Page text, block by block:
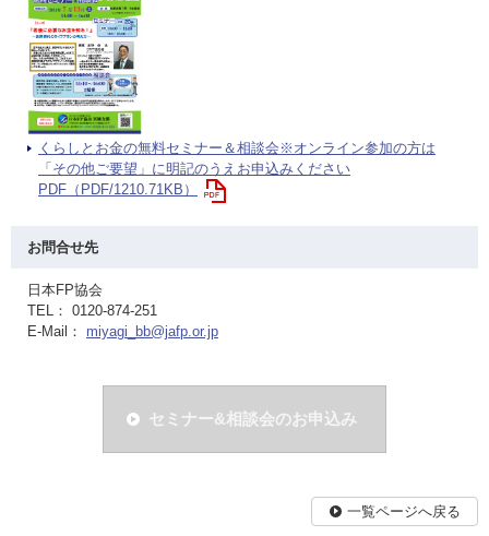
くらしとお金の無料セミナー＆相談会※オンライン参加の方は
「その他ご要望」に明記のうえお申込みください
PDF（PDF/1210.71KB）
お問合せ先
日本FP協会
TEL： 0120-874-251
E-Mail： miyagi_bb@jafp.or.jp
セミナー&相談会のお申込み
一覧ページへ戻る